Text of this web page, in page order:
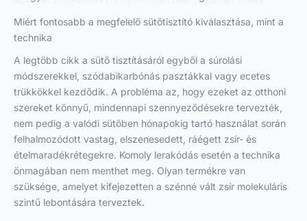
Miért fontosabb a megfelelő sütőtisztító kiválasztása, mint a
technika
A legtöbb cikk a sütő tisztításáról egyből a súrolási
módszerekkel, szódabikarbónás pasztákkal vagy ecetes
trükkökkel kezdődik. A probléma az, hogy ezeket az otthoni
szereket könnyű, mindennapi szennyeződésekre tervezték,
nem pedig a valódi sütőben hónapokig tartó használat során
felhalmozódott vastag, elszenesedett, ráégett zsír- és
ételmaradékrétegekre. Komoly lerakódás esetén a technika
önmagában nem menthet meg. Olyan termékre van
szüksége, amelyet kifejezetten a szénné vált zsír molekuláris
szintű lebontására terveztek.